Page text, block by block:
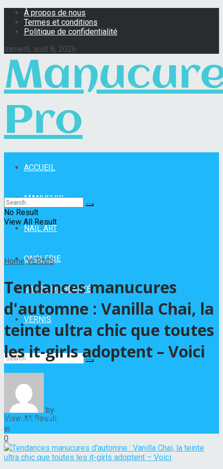
À propos de nous
Termes et conditions
Politique de confidentialité
samedi, août 8, 2026
Pro
ACCUEIL
MANUCURE
NAIL ART
ONGLERIE
SALON DE BEAUTÉ
VERNIS
No Result
View All Result
No Result
View All Result
Home VERNIS
Tendances manucures
d'automne : Vanilla Chai, la
teinte ultra chic que toutes
les it-girls adoptent – Voici
by
28 octobre 2024
in
0